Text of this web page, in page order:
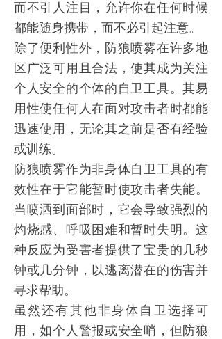
而不引人注目，允许你在任何时候
都能随身携带，而不必引起注意。
除了便利性外， 防狼喷雾在许多地
区广泛可用且合法，使其成为关注
个人安全的个体的自卫工具。其易
用性使任何人在面对攻击者时都能
迅速使用，无论其之前是否有经验
或训练。
防狼喷雾作为非身体自卫工具的有
效性在于它能暂时使攻击者失能。
当喷洒到面部时，它会导致强烈的
灼烧感、呼吸困难和暂时失明。这
种反应为受害者提供了宝贵的几秒
钟或几分钟，以逃离潜在的伤害并
寻求帮助。
虽然还有其他非身体自卫选择可
用，如个人警报或安全哨，但 防狼